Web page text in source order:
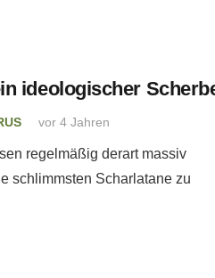
ideologischer
vor 4 Jahren
regelmäßig derart massiv
schlimmsten Scharlatane zu